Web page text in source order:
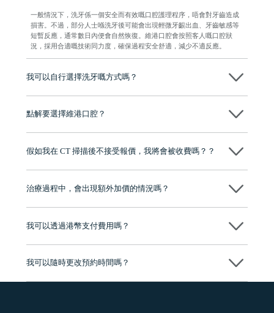
一般情況下，洗牙係一個安全而有效嘅口腔護理程序，唔會對牙齒造成
損害。不過，部分人士喺洗牙後可能會出現輕微牙齦出血、牙齒敏感等
短暫反應，通常數日內便會自然恢復。維港口腔會按照客人嘅口腔狀
況，採用合適嘅技術同力度，確保過程安全舒適，減少不適反應。
我可以自行選擇洗牙嘅方式嗎？
需要作出選擇。
點解要選擇維港口腔？
維港口腔踐行「醫道濟世」的大學校訓，各分院匯聚來自香港、內地的
牌」、「2025香港企業領袖品牌」，是諾貝爾種植系統全球放心植牙中
至今已服務超過三十個國家和地區的顧客，受到粵港澳大灣區及周邊城
市市民極高的口碑評價及信任推薦 珠海、深圳設有八大分院，香港亦設
有咨詢及服務保障中心，有任何問題都可以隨時預約免費咨詢，讓人十
假如我在 CT 掃描後不接受報價，我將會被收費嗎？？
治療過程中，會出現額外加價的情況嗎？
我可以透過港幣支付費用嗎？
我可以隨時更改預約時間嗎？
可以，請盡早通過wechat或whatsapp聯絡我們，告知我們你原本預約的